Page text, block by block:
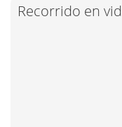
Recorrido en